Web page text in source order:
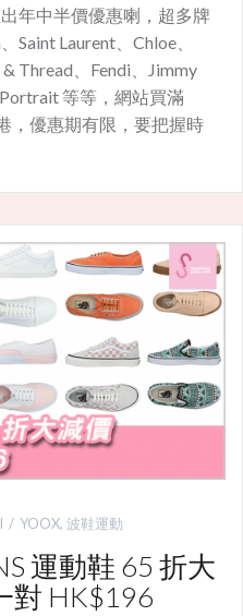
年中半價優惠喇，超多牌
Saint Laurent、Chloe、
Thread、Fendi、Jimmy
等等，網站買滿
，優惠期有限，要把握時
YOOX, 波鞋運動
運動鞋 65 折大
對 HK$196